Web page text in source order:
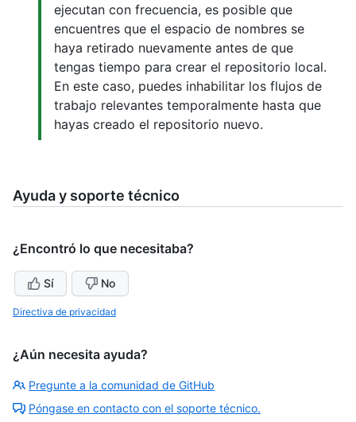
ejecutan con frecuencia, es posible que
encuentres que el espacio de nombres se
haya retirado nuevamente antes de que
tengas tiempo para crear el repositorio local.
En este caso, puedes inhabilitar los flujos de
trabajo relevantes temporalmente hasta que
hayas creado el repositorio nuevo.
Ayuda y soporte técnico
¿Encontró lo que necesitaba?
Sí No
Directiva de privacidad
¿Aún necesita ayuda?
Pregunte a la comunidad de GitHub
Póngase en contacto con el soporte técnico.